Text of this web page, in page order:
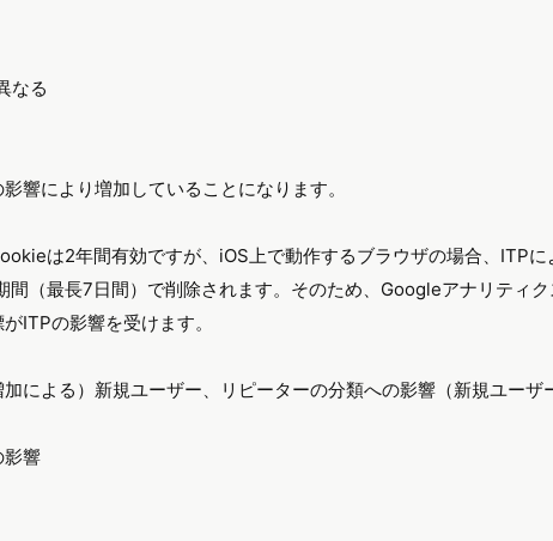
なる
響により増加していることになります。
は2年間有効ですが、iOS上で動作するブラウザの場合、ITPに
間（最長7日間）で削除されます。そのため、Googleアナリティ
ITPの影響を受けます。
加による）新規ユーザー、リピーターの分類への影響（新規ユーザ
影響